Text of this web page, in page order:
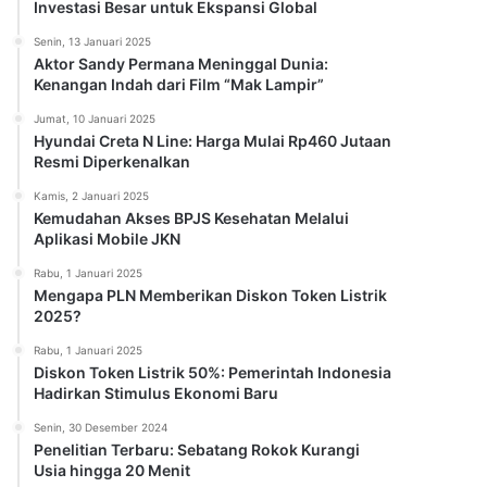
Investasi Besar untuk Ekspansi Global
Senin, 13 Januari 2025
Aktor Sandy Permana Meninggal Dunia:
Kenangan Indah dari Film “Mak Lampir”
Jumat, 10 Januari 2025
Hyundai Creta N Line: Harga Mulai Rp460 Jutaan
Resmi Diperkenalkan
Kamis, 2 Januari 2025
Kemudahan Akses BPJS Kesehatan Melalui
Aplikasi Mobile JKN
Rabu, 1 Januari 2025
Mengapa PLN Memberikan Diskon Token Listrik
2025?
Rabu, 1 Januari 2025
Diskon Token Listrik 50%: Pemerintah Indonesia
Hadirkan Stimulus Ekonomi Baru
Senin, 30 Desember 2024
Penelitian Terbaru: Sebatang Rokok Kurangi
Usia hingga 20 Menit